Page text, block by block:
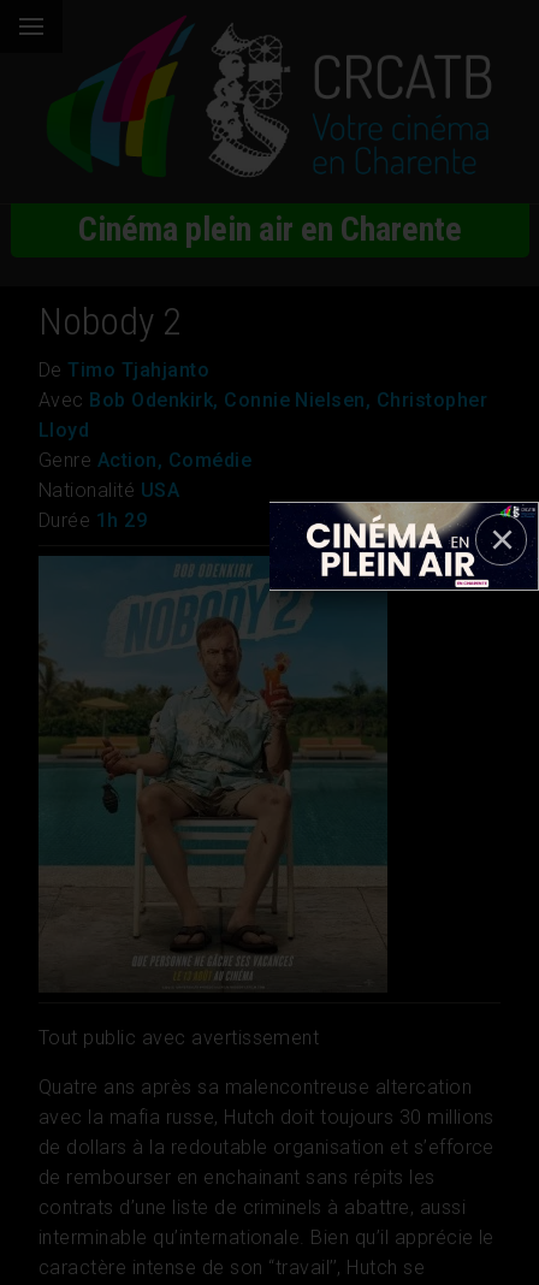
Cinéma plein air en Charente
Nobody 2
DeTimo Tjahjanto
Avec Bob Odenkirk, Connie Nielsen, Christopher
Lloyd
Genre Action, Comédie
Nationalité USA
Durée 1h 29
Tout public avec avertissement
Quatre ans après sa malencontreuse altercation
avec la mafia russe, Hutch doit toujours 30 millions
de dollars à la redoutable organisation et s’efforce
de rembourser en enchainant sans répits les
contrats d’une liste de criminels à abattre, aussi
interminable qu’internationale. Bien qu’il apprécie le
caractère intense de son ‘‘travail’’, Hutch se